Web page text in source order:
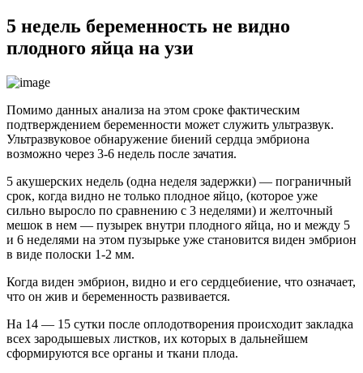
5 недель беременность не видно
плодного яйца на узи
Помимо данных анализа на этом сроке фактическим
подтверждением беременности может служить ультразвук.
Ультразвуковое обнаружение биений сердца эмбриона
возможно через 3-6 недель после зачатия.
5 акушерских недель (одна неделя задержки) — пограничный
срок, когда видно не только плодное яйцо, (которое уже
сильно выросло по сравнению с 3 неделями) и желточный
мешок в нем — пузырек внутри плодного яйца, но и между 5
и 6 неделями на этом пузырьке уже становится виден эмбрион
в виде полоски 1-2 мм.
Когда виден эмбрион, видно и его сердцебиение, что означает,
что он жив и беременность развивается.
На 14 — 15 сутки после оплодотворения происходит закладка
всех зародышевых листков, их которых в дальнейшем
сформируются все органы и ткани плода.